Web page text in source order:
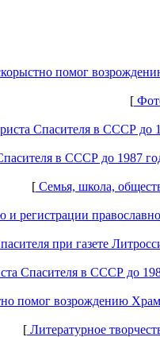
помог
[
Спасителя в СССР до
в СССР до 1987
[ Семья, школа,
и регистрации
при газете
Спасителя в СССР до
помог возрождению
[ Литературное